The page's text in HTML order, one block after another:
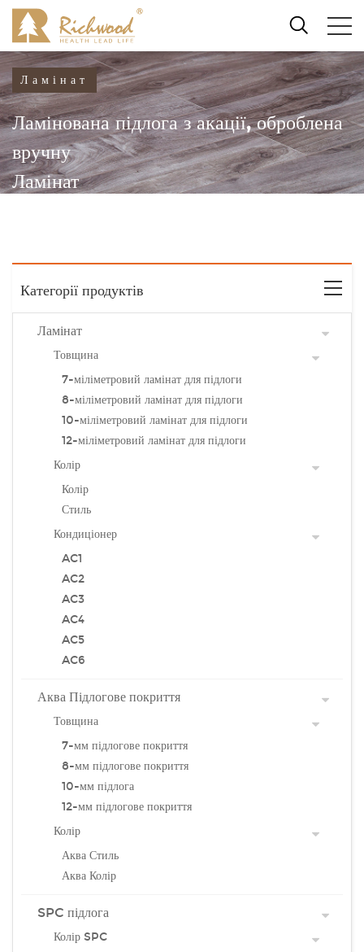
Ламінат
Ламінована підлога з акації, оброблена
вручну
Ламінат
Категорії продуктів
Ламінат
Товщина
7-міліметровий ламінат для підлоги
8-міліметровий ламінат для підлоги
10-міліметровий ламінат для підлоги
12-міліметровий ламінат для підлоги
Колір
Колір
Стиль
Кондиціонер
AC1
AC2
AC3
AC4
AC5
AC6
Аква Підлогове покриття
Товщина
7-мм підлогове покриття
8-мм підлогове покриття
10-мм підлога
12-мм підлогове покриття
Колір
Аква Стиль
Аква Колір
SPC підлога
Колір SPC